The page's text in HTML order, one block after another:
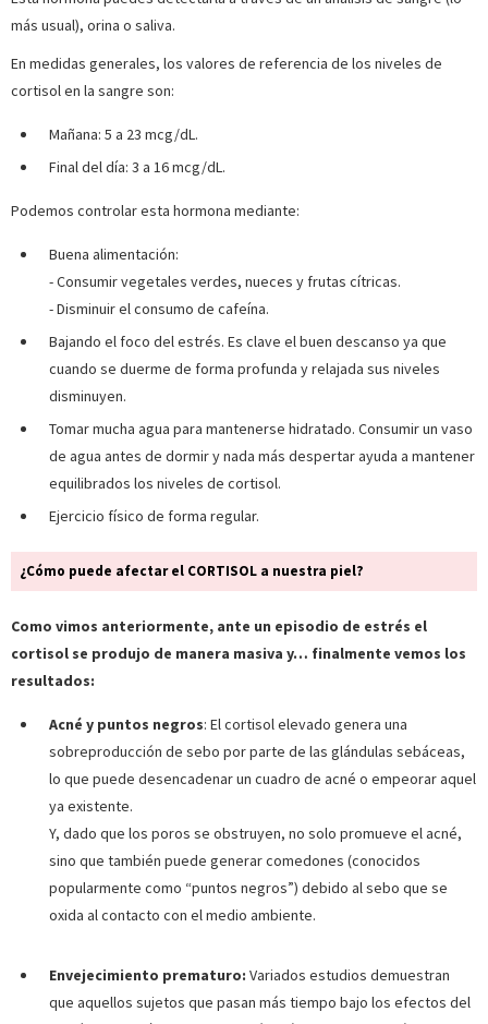
más usual), orina o saliva.
En medidas generales, los valores de referencia de los niveles de
cortisol en la sangre son:
Mañana: 5 a 23 mcg/dL.
Final del día: 3 a 16 mcg/dL.
Podemos controlar esta hormona mediante:
Buena alimentación:
- Consumir vegetales verdes, nueces y frutas cítricas.
- Disminuir el consumo de cafeína.
Bajando el foco del estrés. Es clave el buen descanso ya que
cuando se duerme de forma profunda y relajada sus niveles
disminuyen.
Tomar mucha agua para mantenerse hidratado. Consumir un vaso
de agua antes de dormir y nada más despertar ayuda a mantener
equilibrados los niveles de cortisol.
Ejercicio físico de forma regular.
¿Cómo puede afectar el CORTISOL a nuestra piel?
Como vimos anteriormente, ante un episodio de estrés el
cortisol se produjo de manera masiva y… finalmente vemos los
resultados:
Acné y puntos negros: El cortisol elevado genera una
sobreproducción de sebo por parte de las glándulas sebáceas,
lo que puede desencadenar un cuadro de acné o empeorar aquel
ya existente.
Y, dado que los poros se obstruyen, no solo promueve el acné,
sino que también puede generar comedones (conocidos
popularmente como “puntos negros”) debido al sebo que se
oxida al contacto con el medio ambiente.
Envejecimiento prematuro: Variados estudios demuestran
que aquellos sujetos que pasan más tiempo bajo los efectos del